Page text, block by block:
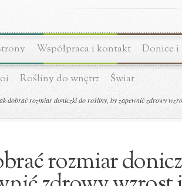
Współpraca i kontakt Donice i
Rośliny do wnętrz Świat
dobrać rozmiar doniczki do rośliny, by zapewnić zdrowy
rozmiar